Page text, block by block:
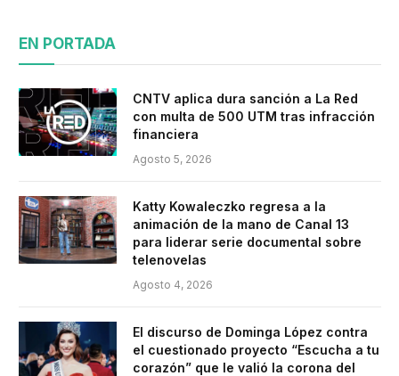
EN PORTADA
CNTV aplica dura sanción a La Red
con multa de 500 UTM tras infracción
financiera
Agosto 5, 2026
Katty Kowaleczko regresa a la
animación de la mano de Canal 13
para liderar serie documental sobre
telenovelas
Agosto 4, 2026
El discurso de Dominga López contra
el cuestionado proyecto “Escucha a tu
corazón” que le valió la corona del